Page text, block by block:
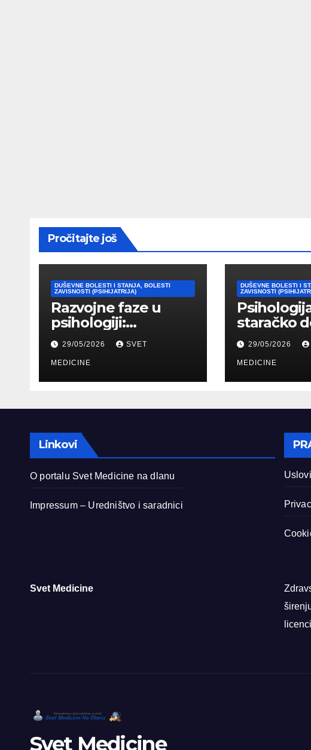
Pročitajte još
DUŠEVNE BOLESTI I STANJA, BOLESTI
ZAVISNOSTI (PSIHIJATRIJA)
Razvojne faze u
psihologiji:
Kognitivni,
emocionalni i
moralni razvoj
čoveka
29/05/2026 SVET
MEDICINE
DUŠEVNE BOLESTI I
ZAVISNOSTI
staračko
psihičke
tipovi
29/05/2026
MEDICINE
Linkovi
O portalu Svet Medicine na dlanu
Impressum – Uredništvo i saradnici
Svet Medicine
Svet Medicine